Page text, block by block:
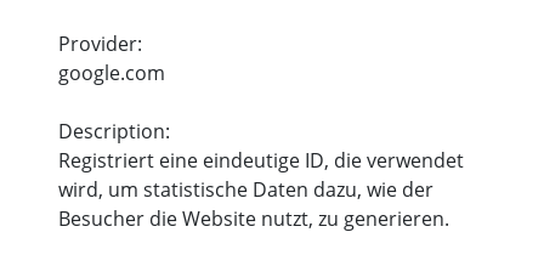
Provider:
google.com
Description:
Registriert eine eindeutige ID, die verwendet
wird, um statistische Daten dazu, wie der
Besucher die Website nutzt, zu generieren.